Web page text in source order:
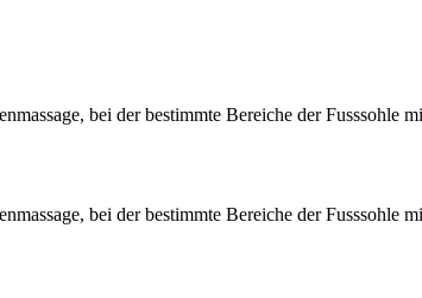
bei der bestimmte Bereiche der Fusssohle
bei der bestimmte Bereiche der Fusssohle